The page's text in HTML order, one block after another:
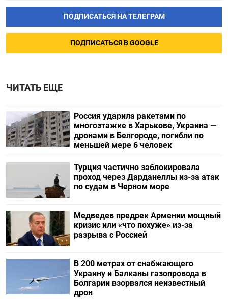
ПОДПИСАТЬСЯ НА ТЕЛЕГРАМ
ПОДПИСАТЬСЯ В GOOGLE
ЧИТАТЬ ЕЩЕ
Россия ударила ракетами по
многоэтажке в Харькове, Украина —
дронами в Белгороде, погибли по
меньшей мере 6 человек
Турция частично заблокировала
проход через Дарданеллы из-за атак
по судам в Черном море
Медведев предрек Армении мощный
кризис или «что похуже» из-за
разрыва с Россией
В 200 метрах от снабжающего
Украину и Балканы газопровода в
Болгарии взорвался неизвестный
дрон